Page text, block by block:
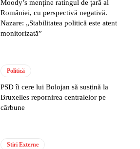
Moody’s menține ratingul de țară al
României, cu perspectivă negativă.
Nazare: „Stabilitatea politică este atent
monitorizată”
Politică
PSD îi cere lui Bolojan să susțină la
Bruxelles repornirea centralelor pe
cărbune
Stiri Externe